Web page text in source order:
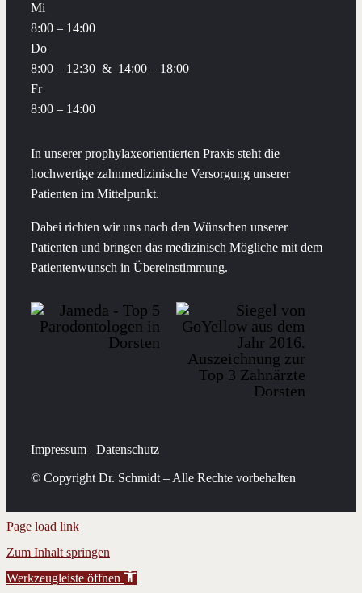
Mi
8:00 – 14:00
Do
8:00 – 12:30 & 14:00 – 18:00
Fr
8:00 – 14:00
In unserer prophylaxeorientierten Praxis steht die
hochwertige zahnmedizinische Versorgung unserer
Patienten im Mittelpunkt.
Dabei richten wir uns nach den Wünschen unserer
Patienten und bringen das medizinisch Mögliche mit dem
Patientenwunsch in Übereinstimmung.
Impressum Datenschutz
© CopyrightDr. Schmidt –Alle Rechte vorbehalten
Page load link
Zum Inhalt springen
Werkzeugleiste öffnen